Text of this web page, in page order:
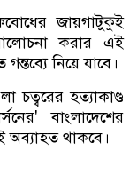
জায়গাটুকুই
করার এই
নিয়ে যাবে।
চত্বরের হত্যাকাণ্ড
বাংলাদেশের
অব্যাহত থাকবে।